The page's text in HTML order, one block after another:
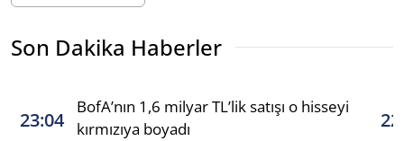
Son Dakika Haberler
23:04
BofA’nın 1,6 milyar TL’lik satışı o hisseyi
kırmızıya boyadı